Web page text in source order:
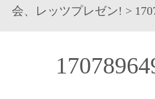
会、レッツプレゼン! >